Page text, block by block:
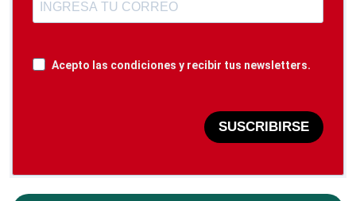
Acepto las condiciones y recibir tus newsletters.
SUSCRIBIRSE